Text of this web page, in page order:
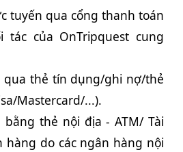
tuyến qua cổng thanh toán
của OnTripquest cung
qua thẻ tín dụng/ghi nợ/thẻ
Mastercard/...).
bằng thẻ nội địa - ATM/ Tài
hàng do các ngân hàng nội